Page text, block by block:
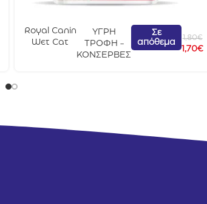
Royal Canin
Wet Cat
ΥΓΡΗ
ΤΡΟΦΗ -
ΚΟΝΣΕΡΒΕΣ
Σε
απόθεμα
1,80€
1,70€